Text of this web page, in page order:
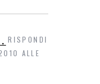
ALLE
RISPONDI